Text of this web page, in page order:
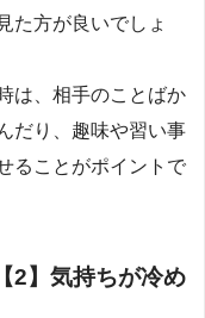
た方が良いでしょ
は、相手のことばか
だり、趣味や習い事
ることがポイントで
2】気持ちが冷め